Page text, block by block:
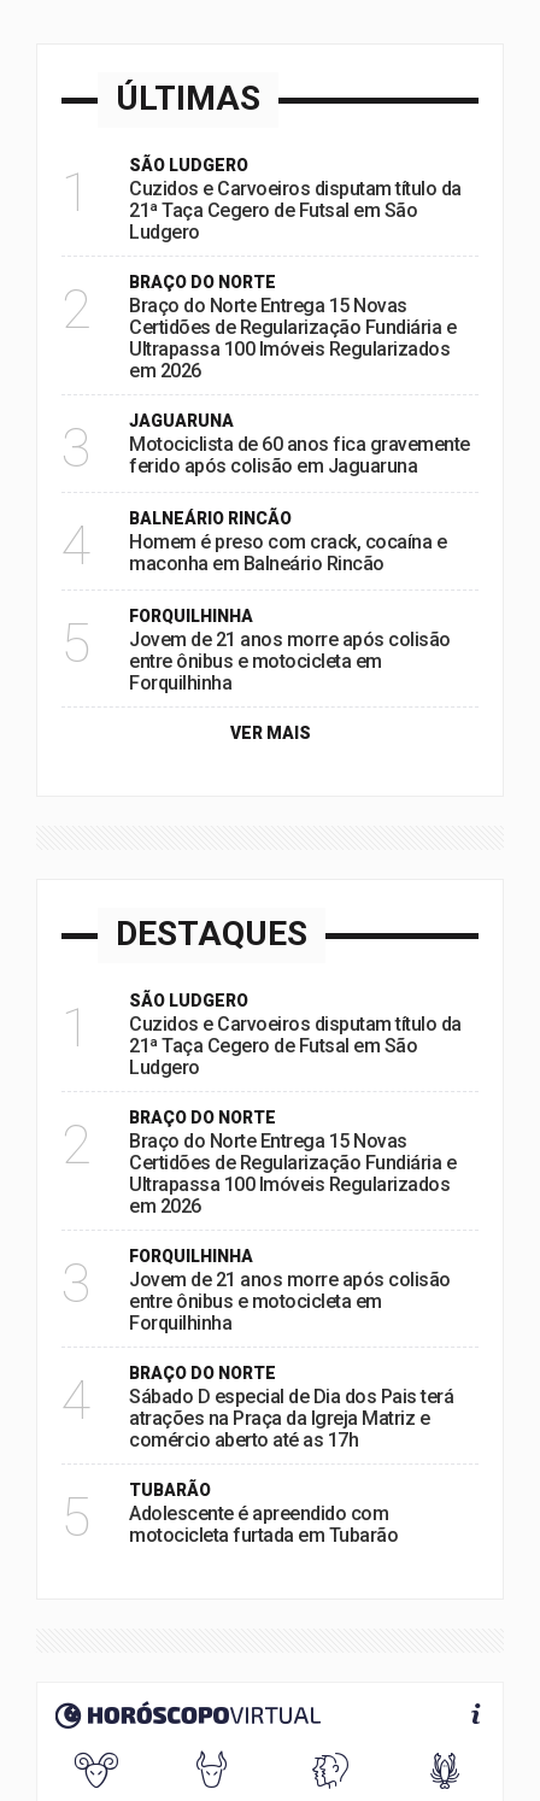
ÚLTIMAS
1 SÃO LUDGERO
Cuzidos e Carvoeiros disputam título da
21ª Taça Cegero de Futsal em São
Ludgero
2 BRAÇO DO NORTE
Braço do Norte Entrega 15 Novas
Certidões de Regularização Fundiária e
Ultrapassa 100 Imóveis Regularizados
em 2026
3 JAGUARUNA
Motociclista de 60 anos fica gravemente
ferido após colisão em Jaguaruna
4 BALNEÁRIO RINCÃO
Homem é preso com crack, cocaína e
maconha em Balneário Rincão
5 FORQUILHINHA
Jovem de 21 anos morre após colisão
entre ônibus e motocicleta em
Forquilhinha
VER MAIS
DESTAQUES
1 SÃO LUDGERO
Cuzidos e Carvoeiros disputam título da
21ª Taça Cegero de Futsal em São
Ludgero
2 BRAÇO DO NORTE
Braço do Norte Entrega 15 Novas
Certidões de Regularização Fundiária e
Ultrapassa 100 Imóveis Regularizados
em 2026
3 FORQUILHINHA
Jovem de 21 anos morre após colisão
entre ônibus e motocicleta em
Forquilhinha
4 BRAÇO DO NORTE
Sábado D especial de Dia dos Pais terá
atrações na Praça da Igreja Matriz e
comércio aberto até as 17h
5 TUBARÃO
Adolescente é apreendido com
motocicleta furtada em Tubarão